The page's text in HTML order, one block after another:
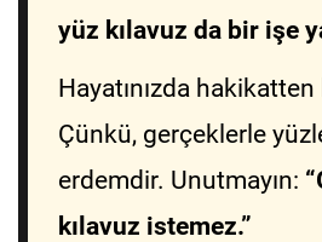
yüz kılavuz da bir işe
Hayatınızda hakikatten
Çünkü, gerçeklerle
erdemdir. Unutmayın:
kılavuz istemez.”